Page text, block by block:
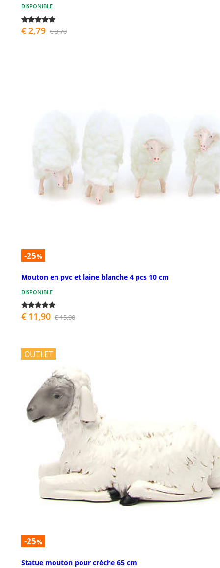
DISPONIBLE
€ 2,79 € 3,70
-25%
Mouton en pvc et laine blanche 4 pcs 10 cm
DISPONIBLE
€ 11,90 € 15,90
OUTLET
-25%
Statue mouton pour crèche 65 cm